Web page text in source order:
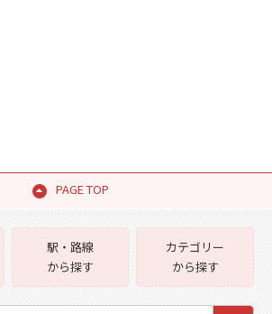
PAGE TOP
駅・路線
から探す
カテゴリー
から探す